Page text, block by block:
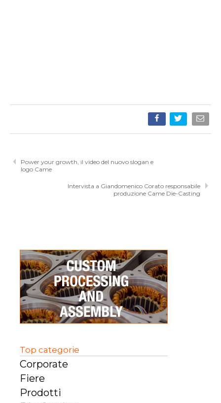
Power your growth, il video del nuovo slogan e
logo Came
Intervista a Giandomenico Corato responsabile
produzione Came Die-Casting
Top categorie
Corporate
Fiere
Prodotti